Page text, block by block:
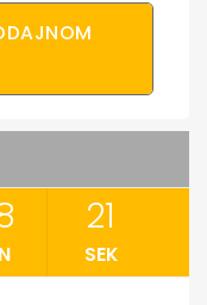
21
SEK